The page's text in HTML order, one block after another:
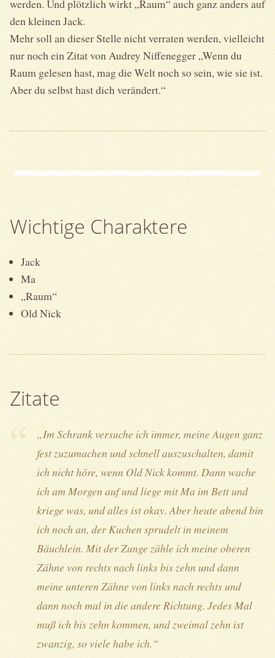
werden. Und plötzlich wirkt „Raum“ auch ganz anders auf
den kleinen Jack.
Mehr soll an dieser Stelle nicht verraten werden, vielleicht
nur noch ein Zitat von Audrey Niffenegger „Wenn du
Raum gelesen hast, mag die Welt noch so sein, wie sie ist.
Aber du selbst hast dich verändert.“
Wichtige Charaktere
Jack
Ma
„Raum“
Old Nick
Zitate
„Im Schrank versuche ich immer, meine Augen ganz
fest zuzumachen und schnell auszuschalten, damit
ich nicht höre, wenn Old Nick kommt. Dann wache
ich am Morgen auf und liege mit Ma im Bett und
kriege was, und alles ist okay. Aber heute abend bin
ich noch an, der Kuchen sprudelt in meinem
Bäuchlein. Mit der Zunge zähle ich meine oberen
Zähne von rechts nach links bis zehn und dann
meine unteren Zähne von links nach rechts und
dann noch mal in die andere Richtung. Jedes Mal
muß ich bis zehn kommen, und zweimal zehn ist
zwanzig, so viele habe ich.“